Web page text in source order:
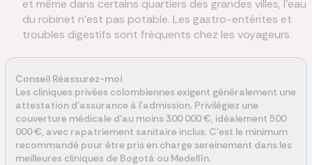
et même dans certains quartiers des grandes villes, l'eau
du robinet n'est pas potable. Les gastro-entérites et
troubles digestifs sont fréquents chez les voyageurs.
Conseil Réassurez-moi
Les cliniques privées colombiennes exigent généralement une
attestation d'assurance à l'admission. Privilégiez une
couverture médicale d'au moins 300 000 €, idéalement 500
000 €, avec rapatriement sanitaire inclus. C'est le minimum
recommandé pour être pris en charge sereinement dans les
meilleures cliniques de Bogotá ou Medellín.